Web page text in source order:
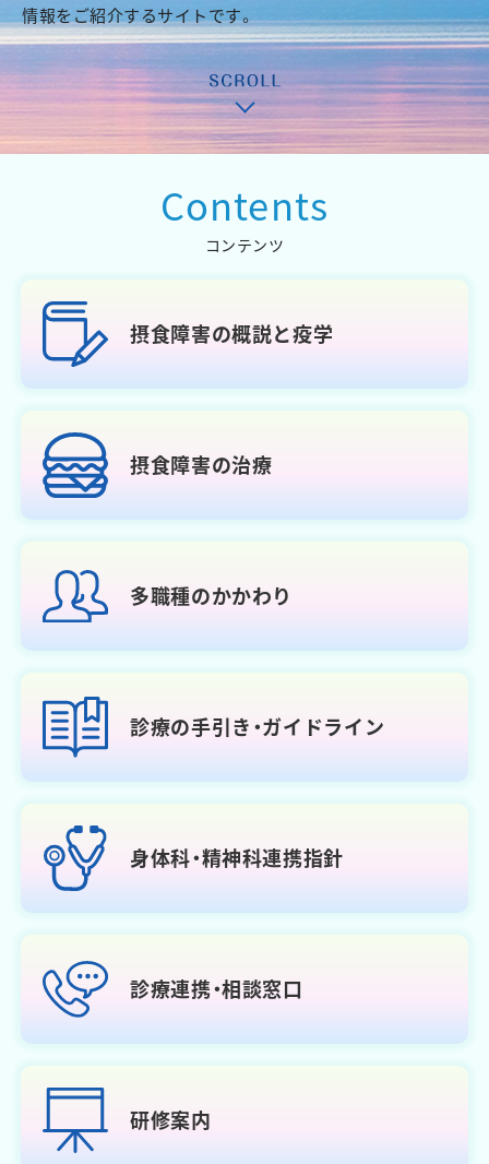
情報を ご紹介するサイトです。
Contents
コンテンツ
摂食障害の概説と疫学
摂食障害の治療
多職種のかかわり
診療の手引き・ガイドライン
身体科・精神科連携指針
診療連携・相談窓口
研修案内